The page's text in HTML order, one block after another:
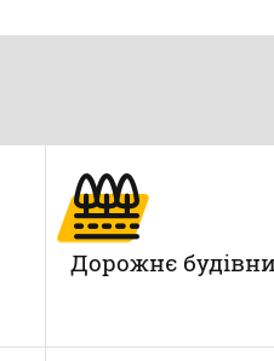
Дорожнє